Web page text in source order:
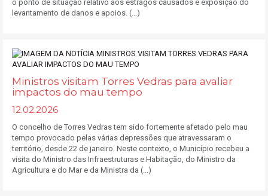
o ponto de situação relativo aos estragos causados e exposição do
levantamento de danos e apoios. (...)
Ministros visitam Torres Vedras para avaliar
impactos do mau tempo
12.02.2026
O concelho de Torres Vedras tem sido fortemente afetado pelo mau
tempo provocado pelas várias depressões que atravessaram o
território, desde 22 de janeiro. Neste contexto, o Município recebeu a
visita do Ministro das Infraestruturas e Habitação, do Ministro da
Agricultura e do Mar e da Ministra da (...)